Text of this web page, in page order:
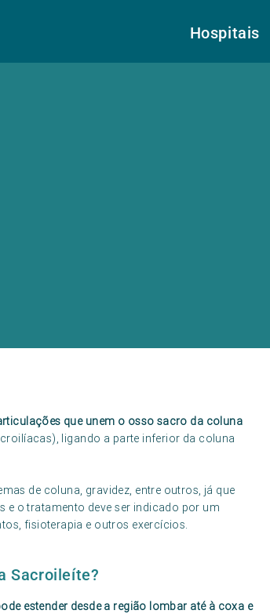
Hospitais
que unem o osso sacro da coluna
ligando a parte inferior da coluna
de coluna, gravidez, entre outros, já que
o tratamento deve ser indicado por um
fisioterapia e outros exercícios.
Sacroileíte?
estender desde a região lombar até à coxa e